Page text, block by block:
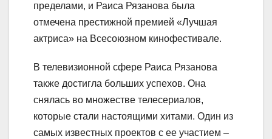
пределами, и Раиса Рязанова была
отмечена престижной премией «Лучшая
актриса» на Всесоюзном кинофестивале.
В телевизионной сфере Раиса Рязанова
также достигла больших успехов. Она
снялась во множестве телесериалов,
которые стали настоящими хитами. Один из
самых известных проектов с ее участием –